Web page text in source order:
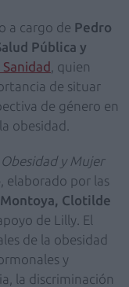
a cargo de Pedro
Pública y
, quien
de situar
de género en
obesidad.
Obesidad y Mujer
, elaborado por las
Clotilde
de Lilly. El
de la obesidad
y
la discriminación